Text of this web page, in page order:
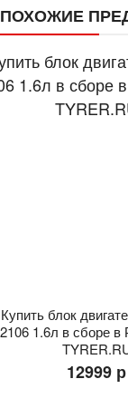
ПОХОЖИЕ
Купить блок
2106 1.6л в сборе в
12999 р